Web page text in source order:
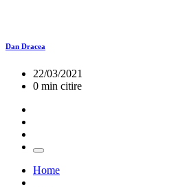
Dan Dracea
22/03/2021
0 min citire
Home